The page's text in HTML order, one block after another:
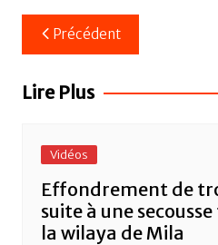
c
e
b
o
k
itt
er
ail
A
Navigation
de
l’article
Précédent
Lire Plus
Vidéos
Effondrement de
suite à une
la wilaya de Mila